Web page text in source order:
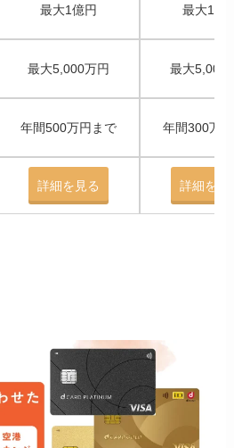
最大1億円 最大1億
最大5,000万円 最大5,000
年間500万円まで 年間300万
詳細を見る 詳細を見